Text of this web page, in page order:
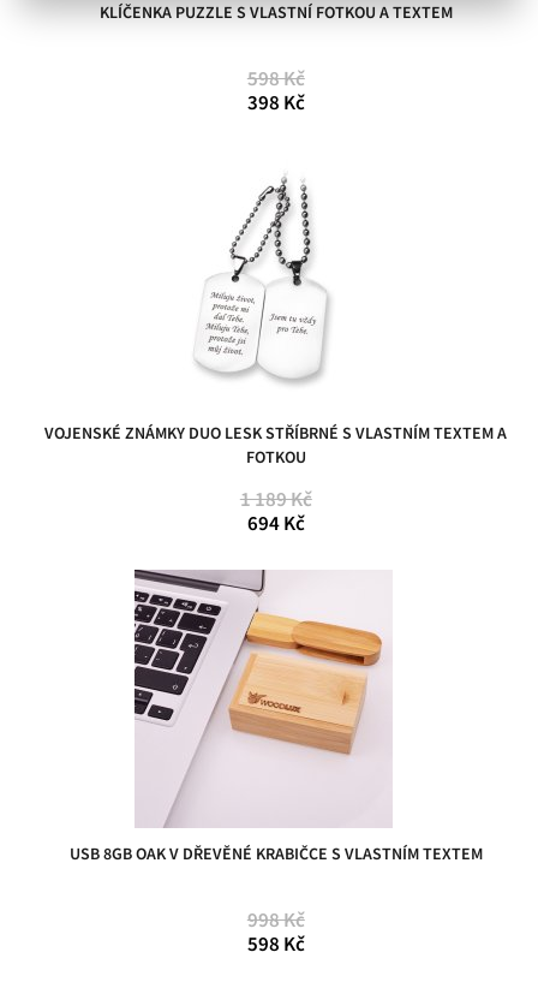
KLÍČENKA PUZZLE S VLASTNÍ FOTKOU A TEXTEM
598 Kč
398 Kč
VOJENSKÉ ZNÁMKY DUO LESK STŘÍBRNÉ S VLASTNÍM TEXTEM A
FOTKOU
1 189 Kč
694 Kč
USB 8GB OAK V DŘEVĚNÉ KRABIČCE S VLASTNÍM TEXTEM
998 Kč
598 Kč